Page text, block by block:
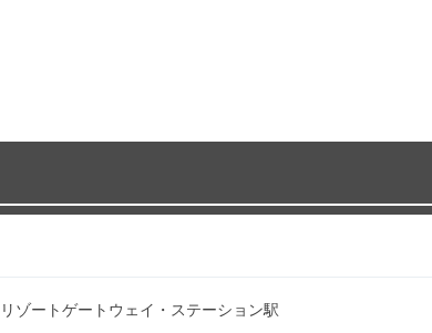
リゾートゲートウェイ・ステーション駅